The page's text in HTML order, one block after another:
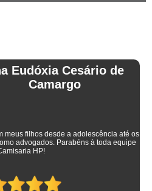
Eudóxia Cesário de
Camargo
meus filhos desde a adolescência até os
advogados. Parabéns à toda equipe
HP!